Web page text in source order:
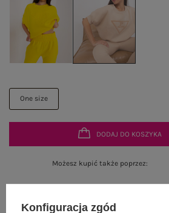
One size
DODAJ DO KOSZYKA
Możesz kupić także poprzez:
Konfiguracja zgód